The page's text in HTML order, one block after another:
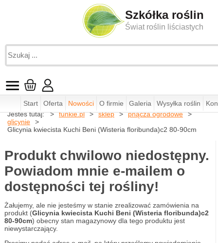
Szkółka roślin
Świat roślin liściastych
Start Oferta Nowości O firmie Galeria Wysyłka roślin
Jesteś tutaj:
funkie.pl sklep
pnącza ogrodowe
glicynie
Glicynia kwiecista Kuchi Beni (Wisteria floribunda)c2 80-90cm
Produkt chwilowo niedostępny.
Powiadom mnie e-mailem o
dostępności tej rośliny!
Żałujemy, ale nie jesteśmy w stanie zrealizować zamówienia na
produkt (Glicynia kwiecista Kuchi Beni (Wisteria floribunda)c2
80-90cm) obecny stan magazynowy dla tego produktu jest
niewystarczający.